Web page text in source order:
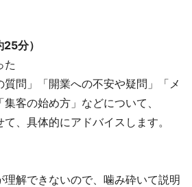
分）
た
質問」「開業への不安や疑問」「メ
客の始め方」などについて、
、具体的にアドバイスします。
理解できないので、噛み砕いて説明